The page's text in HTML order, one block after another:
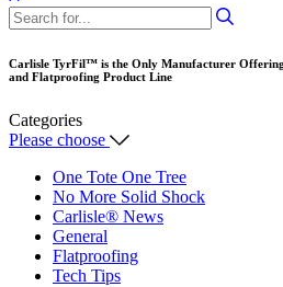
Carlisle TyrFil™ is the Only Manufacturer
and Flatproofing Product Line
Categories
Please choose
One Tote One Tree
No More Solid Shock
Carlisle® News
General
Flatproofing
Tech Tips